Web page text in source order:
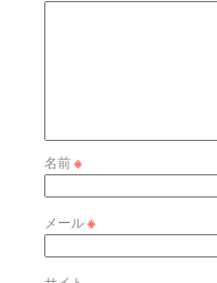
名前※
メール※